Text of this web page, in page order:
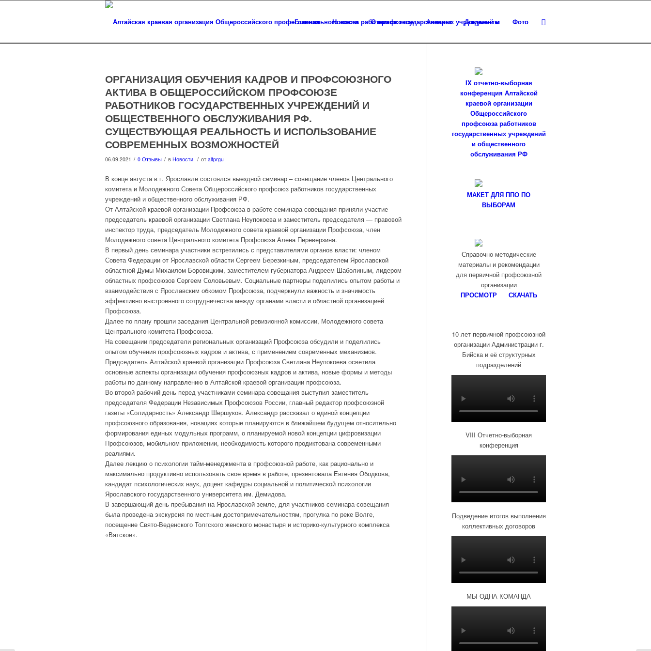
Главная Новости О профсоюзе Аппарат Документы Фото
ОРГАНИЗАЦИЯ ОБУЧЕНИЯ КАДРОВ И ПРОФСОЮЗНОГО
АКТИВА В ОБЩЕРОССИЙСКОМ ПРОФСОЮЗЕ
РАБОТНИКОВ ГОСУДАРСТВЕННЫХ УЧРЕЖДЕНИЙ И
ОБЩЕСТВЕННОГО ОБСЛУЖИВАНИЯ РФ.
СУЩЕСТВУЮЩАЯ РЕАЛЬНОСТЬ И ИСПОЛЬЗОВАНИЕ
СОВРЕМЕННЫХ ВОЗМОЖНОСТЕЙ
06.09.2021 / 0 Отзывы / в Новости / от altprgu
В конце августа в г. Ярославле состоялся выездной семинар – совещание членов Центрального
комитета и Молодежного Совета Общероссийского профсоюз работников государственных
учреждений и общественного обслуживания РФ.
От Алтайской краевой организации Профсоюза в работе семинара-совещания приняли участие
председатель краевой организации Светлана Неупокоева и заместитель председателя — правовой
инспектор труда, председатель Молодежного совета краевой организации Профсоюза, член
Молодежного совета Центрального комитета Профсоюза Алена Переверзина.
В первый день семинара участники встретились с представителями органов власти: членом
Совета Федерации от Ярославской области Сергеем Березкиным, председателем Ярославской
областной Думы Михаилом Боровицким, заместителем губернатора Андреем Шаболиным, лидером
областных профсоюзов Сергеем Соловьевым. Социальные партнеры поделились опытом работы и
взаимодействия с Ярославским обкомом Профсоюза, подчеркнули важность и значимость
эффективно выстроенного сотрудничества между органами власти и областной организацией
Профсоюза.
Далее по плану прошли заседания Центральной ревизионной комиссии, Молодежного совета
Центрального комитета Профсоюза.
На совещании председатели региональных организаций Профсоюза обсудили и поделились
опытом обучения профсоюзных кадров и актива, с применением современных механизмов.
Председатель Алтайской краевой организации Профсоюза Светлана Неупокоева осветила
основные аспекты организации обучения профсоюзных кадров и актива, новые формы и методы
работы по данному направлению в Алтайской краевой организации профсоюза.
Во второй рабочий день перед участниками семинара-совещания выступил заместитель
председателя Федерации Независимых Профсоюзов России, главный редактор профсоюзной
газеты «Солидарность» Александр Шершуков. Александр рассказал о единой концепции
профсоюзного образования, новациях которые планируются в ближайшем будущем относительно
формирования единых модульных программ, о планируемой новой концепции цифровизации
Профсоюзов, мобильном приложении, необходимость которого продиктована современными
реалиями.
Далее лекцию о психологии тайм-менеджмента в профсоюзной работе, как рационально и
максимально продуктивно использовать свое время в работе, презентовала Евгения Ободкова,
кандидат психологических наук, доцент кафедры социальной и политической психологии
Ярославского государственного университета им. Демидова.
В завершающий день пребывания на Ярославской земле, для участников семинара-совещания
была проведена экскурсия по местным достопримечательностям, прогулка по реке Волге,
посещение Свято-Веденского Толгского женского монастыря и историко-культурного комплекса
«Вятское».
IX отчетно-выборная
конференция Алтайской
краевой организации
Общероссийского
профсоюза работников
государственных учреждений
и общественного
обслуживания РФ
МАКЕТ ДЛЯ ППО ПО
ВЫБОРАМ
Справочно-методические
материалы и рекомендации
для первичной профсоюзной
организации
ПРОСМОТР
СКАЧАТЬ
10 лет первичной профсоюзной
организации Администрации г.
Бийска и её структурных
подразделений
VIII Отчетно-выборная
конференция
Подведение итогов выполнения
коллективных договоров
МЫ ОДНА КОМАНДА